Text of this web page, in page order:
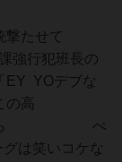
て
犯班長の
デブな
高
なら ぺ
は笑いコケな